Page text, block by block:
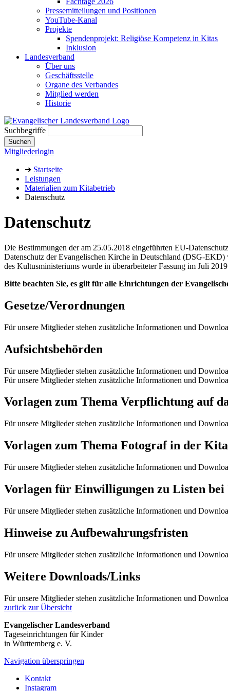
Pressemitteilungen und Positionen
YouTube-Kanal
Projekte
Spendenprojekt: Religiöse Kompetenz in Kitas
Inklusion
Landesverband
Über uns
Geschäftsstelle
Organe des Verbandes
Mitglied werden
Historie
Suchbegriffe
Suchen
Mitgliederlogin
➔ Startseite
Leistungen
Materialien zum Kitabetrieb
Datenschutz
Datenschutz
Die Bestimmungen der am 25.05.2018 eingeführten EU-
Datenschutz der Evangelischen Kirche in Deutschland (DSG-
des Kultusministeriums wurde in überarbeiteter Fassung im Juli
Bitte beachten Sie, es gilt für alle Einrichtungen der
Gesetze/Verordnungen
Für unsere Mitglieder stehen zusätzliche Informationen und
Aufsichtsbehörden
Für unsere Mitglieder stehen zusätzliche Informationen und
Für unsere Mitglieder stehen zusätzliche Informationen und
Vorlagen zum Thema Verpflichtung auf
Für unsere Mitglieder stehen zusätzliche Informationen und
Vorlagen zum Thema Fotograf in der Kita
Für unsere Mitglieder stehen zusätzliche Informationen und
Vorlagen für Einwilligungen zu Listen bei
Für unsere Mitglieder stehen zusätzliche Informationen und
Hinweise zu Aufbewahrungsfristen
Für unsere Mitglieder stehen zusätzliche Informationen und
Weitere Downloads/Links
Für unsere Mitglieder stehen zusätzliche Informationen und
zurück zur Übersicht
Evangelischer Landesverband
Tageseinrichtungen für Kinder
in Württemberg e. V.
Navigation überspringen
Kontakt
Instagram